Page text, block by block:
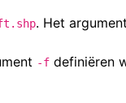
. Het
-f definiëren